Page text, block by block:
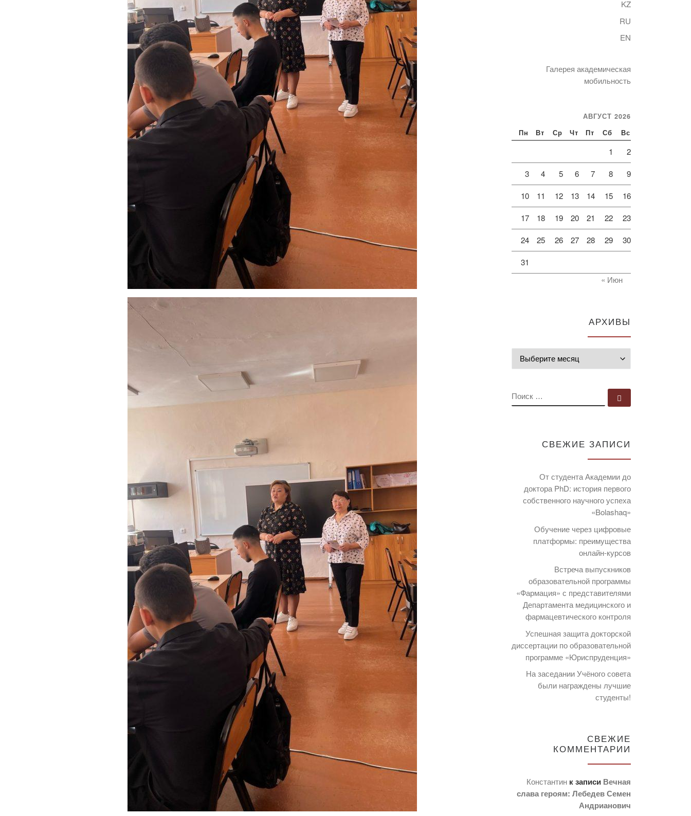
KZ
RU
EN
Галерея академическая
мобильность
АВГУСТ 2026
Пн Вт Ср Чт Пт Сб Вс
1 2
3 4 5 6 7 8 9
10 11 12 13 14 15 16
17 18 19 20 21 22 23
24 25 26 27 28 29 30
31
« Июн
АРХИВЫ
ПОИСК
СВЕЖИЕ ЗАПИСИ
От студента Академии до
доктора PhD: история первого
собственного научного успеха
«Bolashaq»
Обучение через цифровые
платформы: преимущества
онлайн-курсов
Встреча выпускников
образовательной программы
«Фармация» с представителями
Департамента медицинского и
фармацевтического контроля
Успешная защита докторской
диссертации по образовательной
программе «Юриспруденция»
На заседании Учёного совета
были награждены лучшие
студенты!
СВЕЖИЕ
КОММЕНТАРИИ
Константин к записи Вечная
слава героям: Лебедев Семен
Андрианович